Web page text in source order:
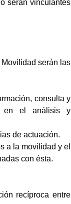
serán vinculantes
serán las
consulta y
en el análisis y
de actuación.
a la movilidad y el
con ésta.
recíproca entre